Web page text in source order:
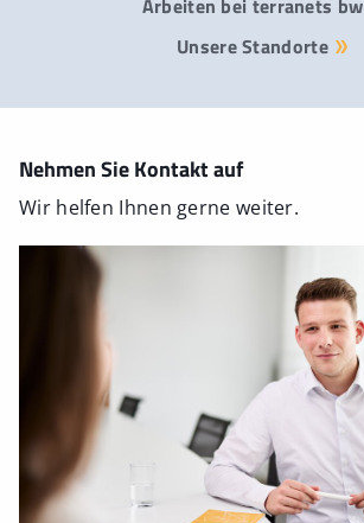
Arbeiten bei terranets bw
Unsere Standorte
Nehmen Sie Kontakt auf
Wir helfen Ihnen gerne weiter.